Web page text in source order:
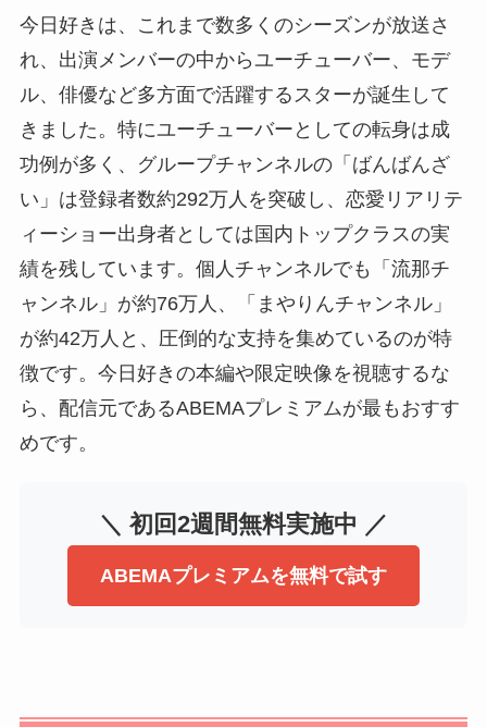
今日好きは、これまで数多くのシーズンが放送さ
れ、出演メンバーの中からユーチューバー、モデ
ル、俳優など多方面で活躍するスターが誕生して
きました。特にユーチューバーとしての転身は成
功例が多く、グループチャンネルの「ばんばんざ
い」は登録者数約292万人を突破し、恋愛リアリテ
ィーショー出身者としては国内トップクラスの実
績を残しています。個人チャンネルでも「流那チ
ャンネル」が約76万人、「まやりんチャンネル」
が約42万人と、圧倒的な支持を集めているのが特
徴です。今日好きの本編や限定映像を視聴するな
ら、配信元であるABEMAプレミアムが最もおすす
めです。
＼ 初回2週間無料実施中 ／
ABEMAプレミアムを無料で試す